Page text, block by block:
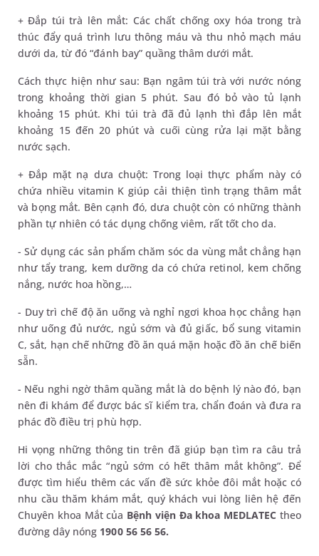
+ Đắp túi trà lên mắt: Các chất chống oxy hóa trong trà
thúc đẩy quá trình lưu thông máu và thu nhỏ mạch máu
dưới da, từ đó “đánh bay” quầng thâm dưới mắt.
Cách thực hiện như sau: Bạn ngâm túi trà với nước nóng
trong khoảng thời gian 5 phút. Sau đó bỏ vào tủ lạnh
khoảng 15 phút. Khi túi trà đã đủ lạnh thì đắp lên mắt
khoảng 15 đến 20 phút và cuối cùng rửa lại mặt bằng
nước sạch.
+ Đắp mặt nạ dưa chuột: Trong loại thực phẩm này có
chứa nhiều vitamin K giúp cải thiện tình trạng thâm mắt
và bọng mắt. Bên cạnh đó, dưa chuột còn có những thành
phần tự nhiên có tác dụng chống viêm, rất tốt cho da.
- Sử dụng các sản phẩm chăm sóc da vùng mắt chẳng hạn
như tẩy trang, kem dưỡng da có chứa retinol, kem chống
nắng, nước hoa hồng,…
- Duy trì chế độ ăn uống và nghỉ ngơi khoa học chẳng hạn
như uống đủ nước, ngủ sớm và đủ giấc, bổ sung vitamin
C, sắt, hạn chế những đồ ăn quá mặn hoặc đồ ăn chế biến
sẵn.
- Nếu nghi ngờ thâm quầng mắt là do bệnh lý nào đó, bạn
nên đi khám để được bác sĩ kiểm tra, chẩn đoán và đưa ra
phác đồ điều trị phù hợp.
Hi vọng những thông tin trên đã giúp bạn tìm ra câu trả
lời cho thắc mắc “ngủ sớm có hết thâm mắt không”. Để
được tìm hiểu thêm các vấn đề sức khỏe đôi mắt hoặc có
nhu cầu thăm khám mắt, quý khách vui lòng liên hệ đến
Chuyên khoa Mắt của Bệnh viện Đa khoa MEDLATEC theo
đường dây nóng 1900 56 56 56.